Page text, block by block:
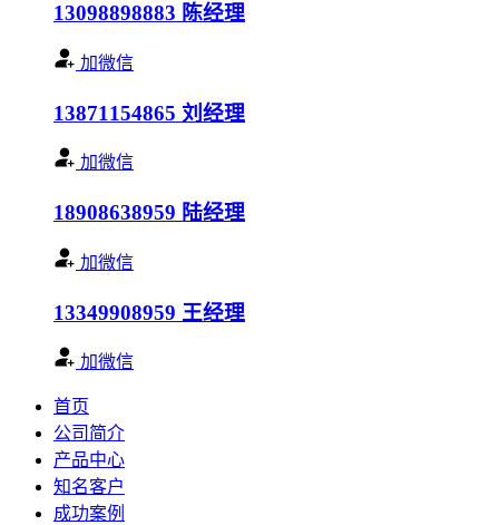
13098898883 陈经理
加微信
13871154865 刘经理
加微信
18908638959 陆经理
加微信
13349908959 王经理
加微信
首页
公司简介
产品中心
知名客户
成功案例